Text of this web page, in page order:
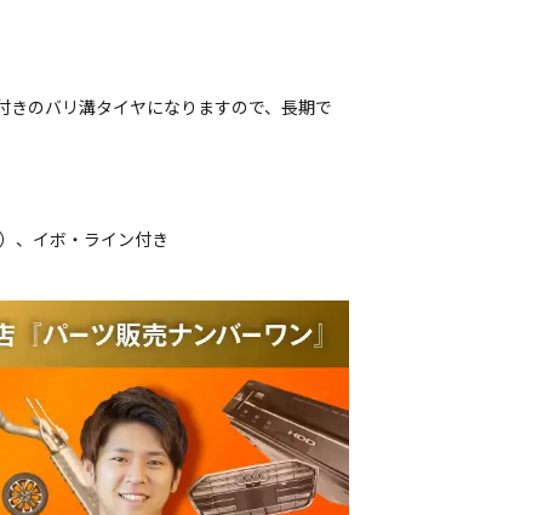
のバリ溝タイヤになりますので、長期で
、イボ・ライン付き